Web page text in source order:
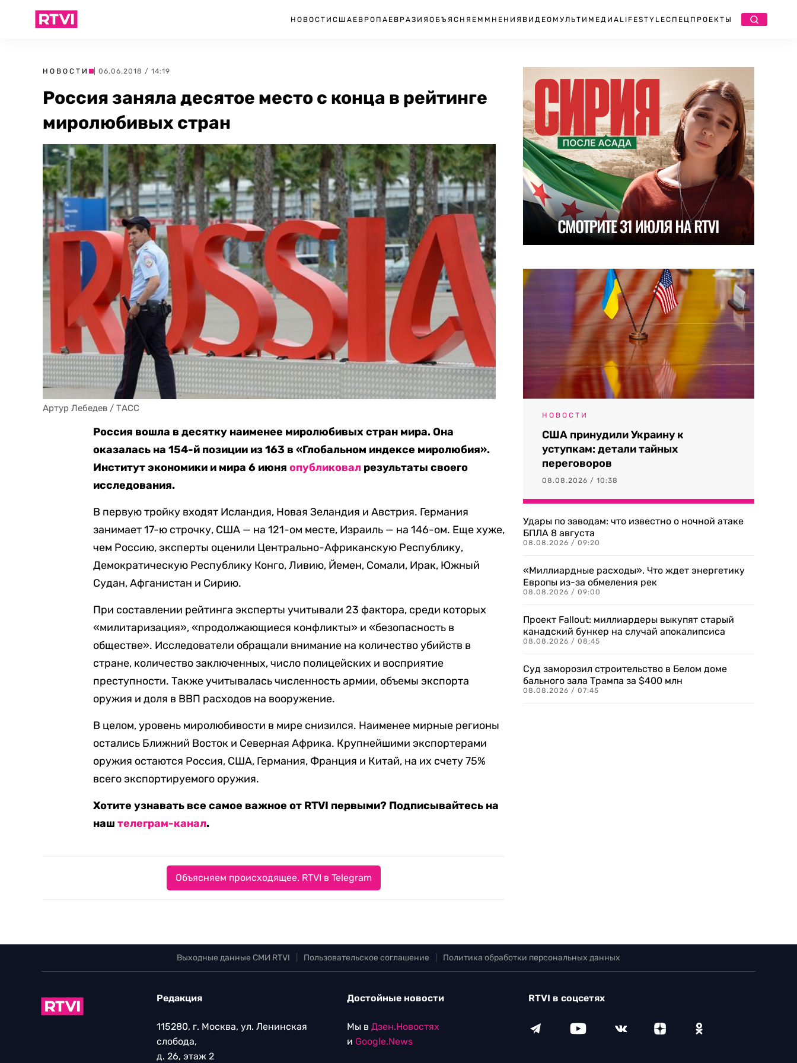
НОВОСТИ США ЕВРОПА ЕВРАЗИЯ ОБЪЯСНЯЕМ МНЕНИЯ ВИДЕО МУЛЬТИМЕДИА LIFESTYLEСПЕЦПРОЕКТЫ
НОВОСТИ | 06.06.2018 / 14:19
Россия заняла десятое место с конца в рейтинге
миролюбивых стран
Артур Лебедев / ТАСС
Россия вошла в десятку наименее миролюбивых стран мира. Она
оказалась на 154-й позиции из 163 в «Глобальном индексе миролюбия».
Институт экономики и мира 6 июняопубликовал результаты своего
исследования.
В первую тройку входят Исландия, Новая Зеландия и Австрия. Германия
занимает 17-ю строчку, США — на 121-ом месте, Израиль — на 146-ом. Еще хуже,
чем Россию, эксперты оценили Центрально-Африканскую Республику,
Демократическую Республику Конго, Ливию, Йемен, Сомали, Ирак, Южный
Судан, Афганистан и Сирию.
При составлении рейтинга эксперты учитывали 23 фактора, среди которых
«милитаризация», «продолжающиеся конфликты» и «безопасность в
обществе». Исследователи обращали внимание на количество убийств в
стране, количество заключенных, число полицейских и восприятие
преступности. Также учитывалась численность армии, объемы экспорта
оружия и доля в ВВП расходов на вооружение.
В целом, уровень миролюбивости в мире снизился. Наименее мирные регионы
остались Ближний Восток и Северная Африка. Крупнейшими экспортерами
оружия остаются Россия, США, Германия, Франция и Китай, на их счету 75%
всего экспортируемого оружия.
Хотите узнавать все самое важное от RTVI первыми? Подписывайтесь на
наштелеграм-канал.
Объясняем происходящее. RTVI в Telegram
НОВОСТИ
США принудили Украину к
уступкам: детали тайных
переговоров
08.08.2026 / 10:38
Удары по заводам: что известно о ночной атаке
БПЛА 8 августа
08.08.2026 / 09:20
«Миллиардные расходы». Что ждет энергетику
Европы из-за обмеления рек
08.08.2026 / 09:00
Проект Fallout: миллиардеры выкупят старый
канадский бункер на случай апокалипсиса
08.08.2026 / 08:45
Суд заморозил строительство в Белом доме
бального зала Трампа за $400 млн
08.08.2026 / 07:45
Выходные данные СМИ RTVI Пользовательское соглашение Политика обработки персональных данных
Редакция
115280, г. Москва, ул. Ленинская
слобода,
д. 26, этаж 2
Достойные новости
Мы в Дзен.Новостях
и Google.News
RTVI в соцсетях